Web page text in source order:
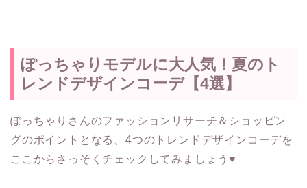
ぽっちゃりモデルに大人気！夏のト
レンドデザインコーデ【4選】
ぽっちゃりさんのファッションリサーチ＆ショッピン
グのポイントとなる、4つのトレンドデザインコーデを
ここからさっそくチェックしてみましょう♥